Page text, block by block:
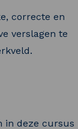
correcte en
verslagen te
in deze cursus